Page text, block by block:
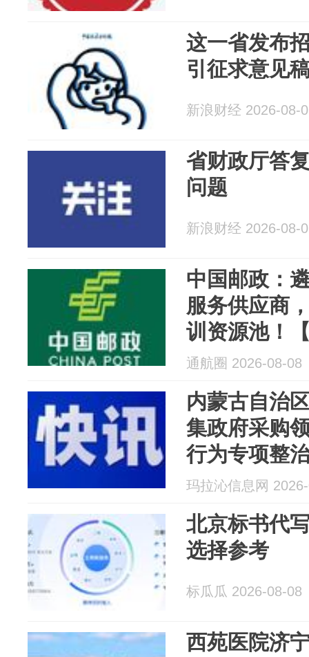
这一省发布
引征求意见
新浪财经 2026-08-
省财政厅答
问题
新浪财经 2026-08-
中国邮政：
服务供应商
训资源池！
人机培训资
通航圈 2026-08-08
内蒙古自治
集政府采购
行为专项整
玛拉沁信息网
北京标书代
选择参考
标瓜瓜 2026-08-08
西苑医院济